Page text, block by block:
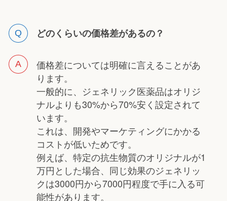
どのくらいの価格差があるの？
価格差については明確に言えることがあ
ります。
一般的に、ジェネリック医薬品はオリジ
ナルよりも30%から70%安く設定されて
います。
これは、開発やマーケティングにかかる
コストが低いためです。
例えば、特定の抗生物質のオリジナルが1
万円とした場合、同じ効果のジェネリッ
クは3000円から7000円程度で手に入る可
能性があります。